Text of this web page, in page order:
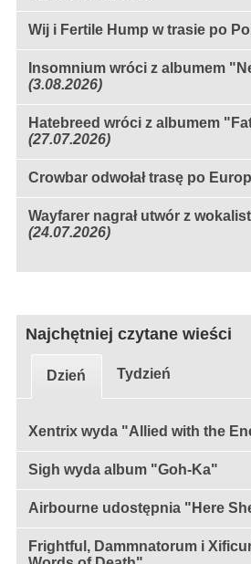
Wij i Fertile Hump w trasie po
Insomnium wróci z albumem
(3.08.2026)
Hatebreed wróci z albumem
(27.07.2026)
Crowbar odwołał trasę po
Wayfarer nagrał utwór z
(24.07.2026)
Najchętniej czytane wieści
Dzień Tydzień
Xentrix wyda "Allied with the
Sigh wyda album "Goh-Ka"
Airbourne udostępnia "Here
Frightful, Dammnatorum i